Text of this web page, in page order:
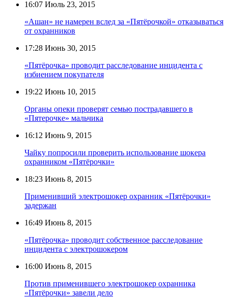
16:07 Июль 23, 2015
«Ашан» не намерен вслед за «Пятёрочкой» отказываться
от охранников
17:28 Июнь 30, 2015
«Пятёрочка» проводит расследование инцидента с
избиением покупателя
19:22 Июнь 10, 2015
Органы опеки проверят семью пострадавшего в
«Пятерочке» мальчика
16:12 Июнь 9, 2015
Чайку попросили проверить использование шокера
охранником «Пятёрочки»
18:23 Июнь 8, 2015
Применивший электрошокер охранник «Пятёрочки»
задержан
16:49 Июнь 8, 2015
«Пятёрочка» проводит собственное расследование
инцидента с электрошокером
16:00 Июнь 8, 2015
Против применившего электрошокер охранника
«Пятёрочки» завели дело